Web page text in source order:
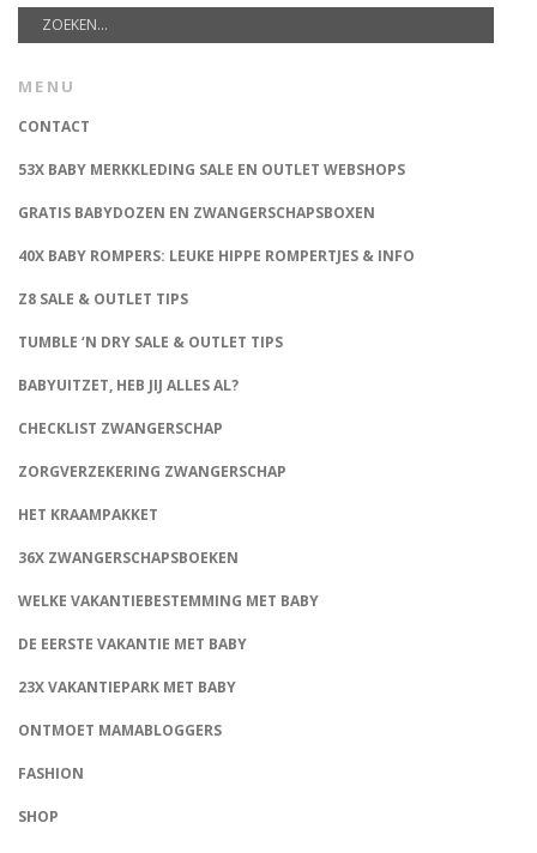
MENU
CONTACT
53X BABY MERKKLEDING SALE EN OUTLET WEBSHOPS
GRATIS BABYDOZEN EN ZWANGERSCHAPSBOXEN
40X BABY ROMPERS: LEUKE HIPPE ROMPERTJES & INFO
Z8 SALE & OUTLET TIPS
TUMBLE ‘N DRY SALE & OUTLET TIPS
BABYUITZET, HEB JIJ ALLES AL?
CHECKLIST ZWANGERSCHAP
ZORGVERZEKERING ZWANGERSCHAP
HET KRAAMPAKKET
36X ZWANGERSCHAPSBOEKEN
WELKE VAKANTIEBESTEMMING MET BABY
DE EERSTE VAKANTIE MET BABY
23X VAKANTIEPARK MET BABY
ONTMOET MAMABLOGGERS
FASHION
SHOP